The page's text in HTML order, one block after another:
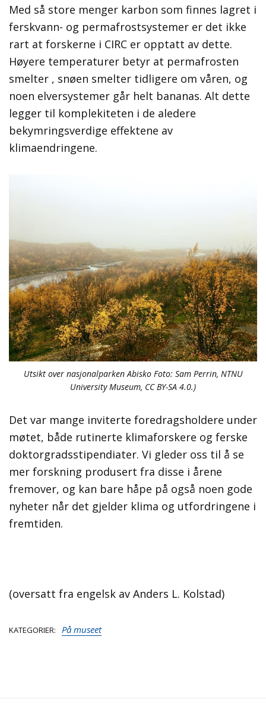
Med så store menger karbon som finnes lagret i
ferskvann- og permafrostsystemer er det ikke
rart at forskerne i CIRC er opptatt av dette.
Høyere temperaturer betyr at permafrosten
smelter , snøen smelter tidligere om våren, og
noen elversystemer går helt bananas. Alt dette
legger til komplekiteten i de aledere
bekymringsverdige effektene av
klimaendringene.
Utsikt over nasjonalparken Abisko Foto: Sam Perrin, NTNU
University Museum, CC BY-SA 4.0.)
Det var mange inviterte foredragsholdere under
møtet, både rutinerte klimaforskere og ferske
doktorgradsstipendiater. Vi gleder oss til å se
mer forskning produsert fra disse i årene
fremover, og kan bare håpe på også noen gode
nyheter når det gjelder klima og utfordringene i
fremtiden.
(oversatt fra engelsk av Anders L. Kolstad)
KATEGORIER På museet